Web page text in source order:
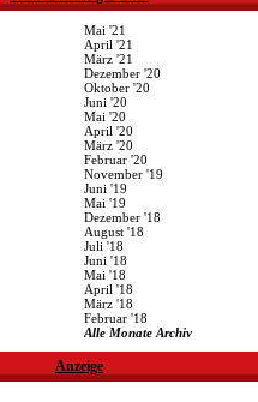
Mai '21
April '21
März '21
Dezember '20
Oktober '20
Juni '20
Mai '20
April '20
März '20
Februar '20
November '19
Juni '19
Mai '19
Dezember '18
August '18
Juli '18
Juni '18
Mai '18
April '18
März '18
Februar '18
Alle Monate Archiv
Anzeige